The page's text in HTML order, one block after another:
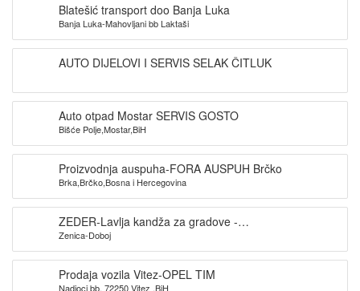
Blatešić transport doo Banja Luka
Banja Luka-Mahovljani bb Laktaši
AUTO DIJELOVI I SERVIS SELAK ČITLUK
Auto otpad Mostar SERVIS GOSTO
Bišće Polje,Mostar,BiH
Proizvodnja auspuha-FORA AUSPUH Brčko
Brka,Brčko,Bosna i Hercegovina
ZEDER-Lavlja kandža za gradove -
Zenica,Žepce,Maglaj,
Zenica-Doboj
Prodaja vozila Vitez-OPEL TIM
Nadioci bb, 72250 Vitez ,BiH